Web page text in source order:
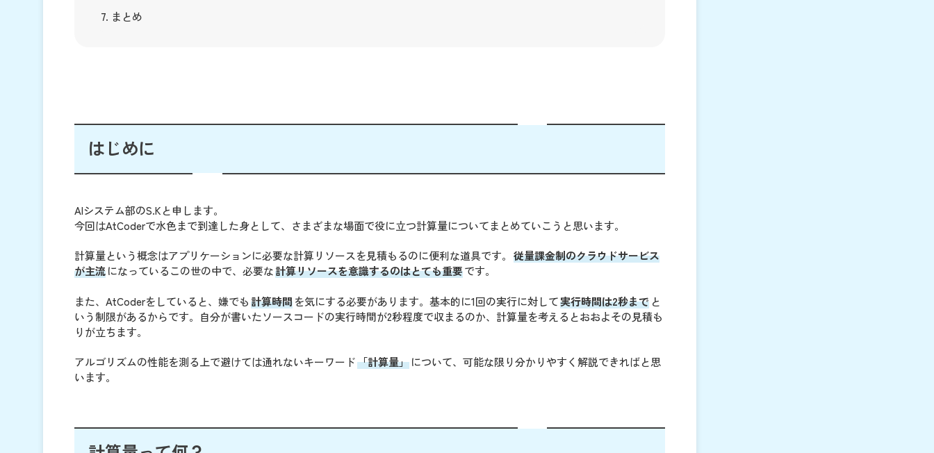
7. まとめ
はじめに
AIシステム部のS.Kと申します。
今回はAtCoderで水色まで到達した身として、さまざまな場面で役に立つ計算量についてまとめていこうと思います。
計算量という概念はアプリケーションに必要な計算リソースを見積もるのに便利な道具です。 従量課金制のクラウドサービス
が主流になっているこの世の中で、必要な計算リソースを意識するのはとても重要です。
また、AtCoderをしていると、嫌でも計算時間を気にする必要があります。基本的に1回の実行に対して実行時間は2秒まで と
いう制限があるからです。自分が書いたソースコードの実行時間が2秒程度で収まるのか、計算量を考えるとおおよその見積も
りが立ちます。
アルゴリズムの性能を測る上で避けては通れないキーワード「計算量」について、可能な限り分かりやすく解説できればと思
います。